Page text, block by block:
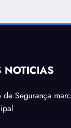
NOTÍCIAS
de Segurança